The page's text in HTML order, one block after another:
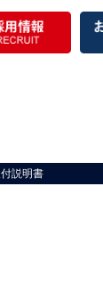
説明書